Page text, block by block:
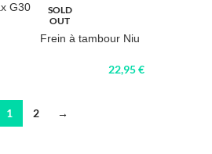
G30
SOLD
OUT
Frein à tambour Niu
22,95€
1 2 →